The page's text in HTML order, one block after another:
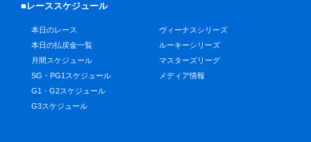
■レーススケジュール
本日のレース
本日の払戻金一覧
月間スケジュール
SG・PG1スケジュール
G1・G2スケジュール
G3スケジュール
ヴィーナスシリーズ
ルーキーシリーズ
マスターズリーグ
メディア情報